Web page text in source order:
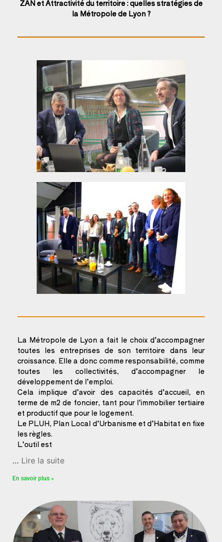
ZAN et Attractivité du territoire :quelles stratégies de
la Métropole de Lyon ?
La Métropole de Lyon a fait le choix d’accompagner
toutes les entreprises de son territoire dans leur
croissance. Elle a donc comme responsabilité, comme
toutes les collectivités, d’accompagner le
développement de l’emploi.
Cela implique d’avoir des capacités d’accueil, en
terme de m2 de foncier, tant pour l’immobilier tertiaire
et productif que pour le logement.
Le PLUH, Plan Local d’Urbanisme et d’Habitat en fixe
les règles.
L’outil est
… Lire la suite
En savoir plus »